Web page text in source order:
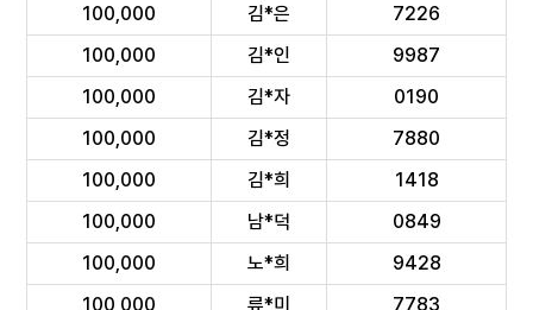
100,000
김*은
7226
100,000
김*인
9987
100,000
김*자
0190
100,000
김*정
7880
100,000
김*희
1418
100,000
남*덕
0849
100,000
노*희
9428
100,000
류*미 7783